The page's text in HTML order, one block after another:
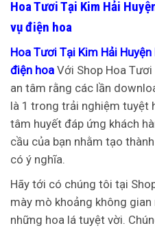
Hoa Tươi Tại Kim Hải
vụ điện hoa
Hoa Tươi Tại Kim Hải
điện hoa Với Shop Hoa
an tâm rằng các lần
là 1 trong trải nghiệm tuyệt
tâm huyết đáp ứng khách
cầu của bạn nhằm tạo
có ý nghĩa.
Hãy tới có chúng tôi tại
mày mò khoảng không
những hoa lá tuyệt vời.